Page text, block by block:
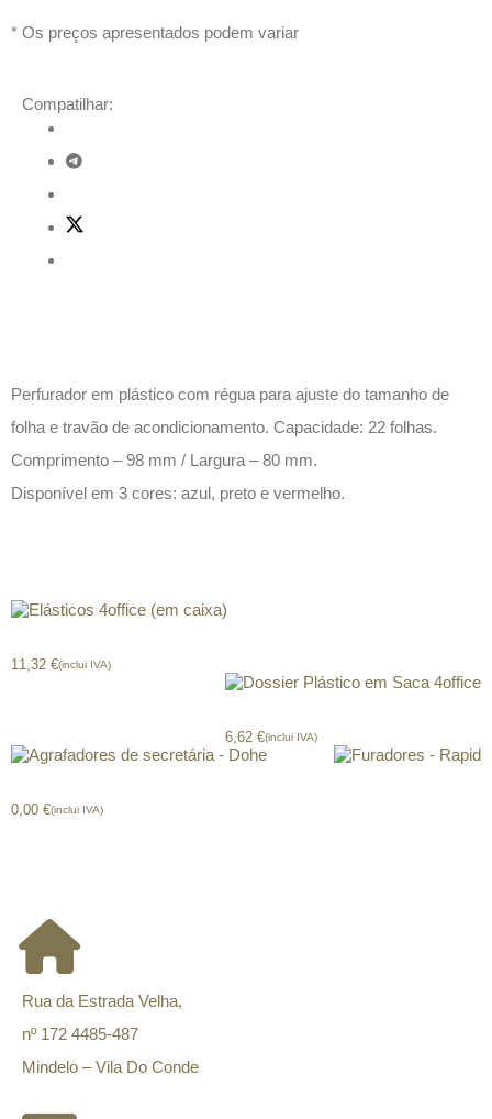
* Os preços apresentados podem variar
Compatilhar:
Perfurador em plástico com régua para ajuste do tamanho de
folha e travão de acondicionamento. Capacidade: 22 folhas.
Comprimento – 98 mm / Largura – 80 mm.
Disponível em 3 cores: azul, preto e vermelho.
11,32 €(inclui IVA)
6,62 €(inclui IVA)
0,00 €(inclui IVA)
Rua da Estrada Velha,
nº 172 4485-487
Mindelo – Vila Do Conde